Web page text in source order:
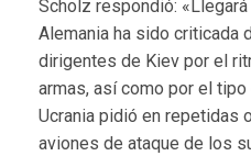
Scholz respondió: «Llegará
Alemania ha sido criticada
dirigentes de Kiev por el
armas, así como por el
Ucrania pidió en repetidas
aviones de ataque de los